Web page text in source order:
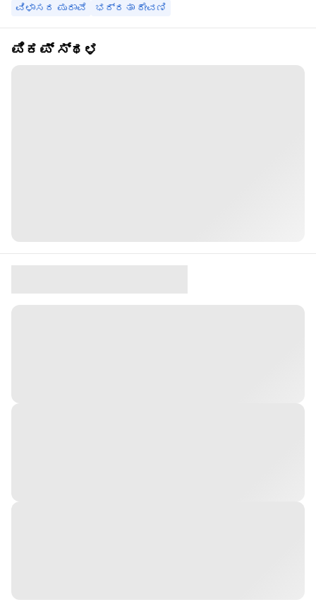
ವಿಳಾಸದ ಪುರಾವೆ ಭದ್ರತಾ ಠೇವಣಿ
ಪಿಕಪ್ ಸ್ಥಳ